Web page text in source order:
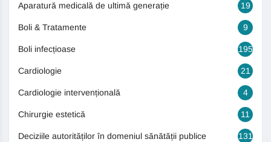
Aparatură medicală de ultimă generație 19
Boli & Tratamente 9
Boli infecțioase 195
Cardiologie 21
Cardiologie intervențională 4
Chirurgie estetică 11
Deciziile autorităților în domeniul sănătății publice 131